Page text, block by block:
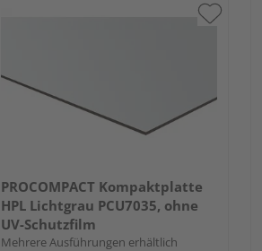
PROCOMPACT Kompaktplatte
HPL Lichtgrau PCU7035, ohne
UV-Schutzfilm
Mehrere Ausführungen erhältlich